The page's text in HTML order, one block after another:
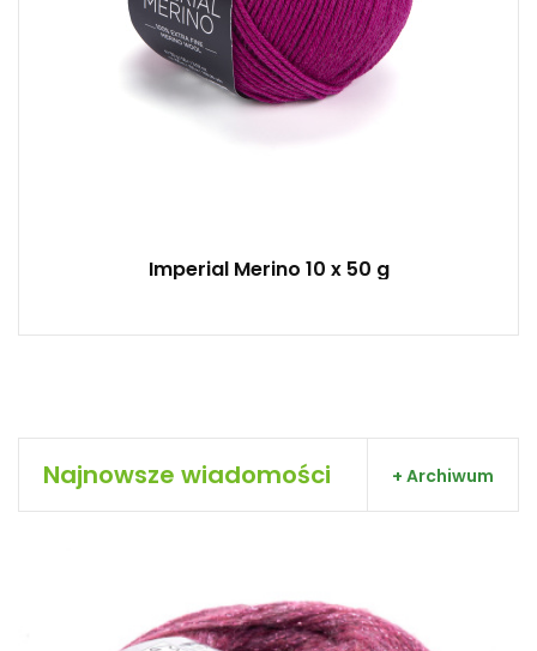
Imperial Merino 10 x 50 g
Najnowsze wiadomości + Archiwum